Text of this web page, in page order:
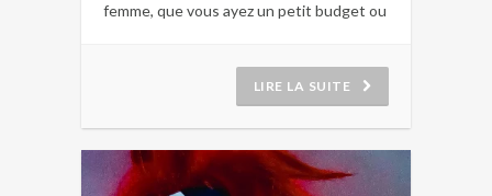
femme, que vous ayez un petit budget ou
LIRE LA SUITE